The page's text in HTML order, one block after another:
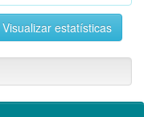
Visualizar estatísticas